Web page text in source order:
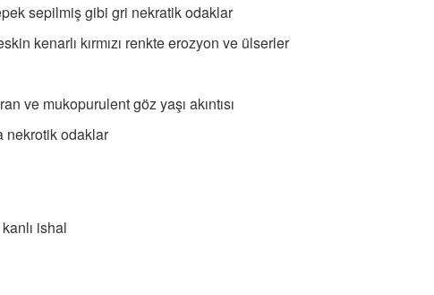
sepilmiş gibi gri nekratik odaklar
kenarlı kırmızı renkte erozyon ve ülserler
ve mukopurulent göz yaşı akıntısı
nekrotik odaklar
ishal